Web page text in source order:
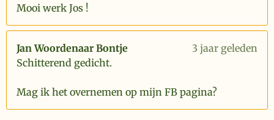
Mooi werk Jos !
Jan Woordenaar Bontje
3 jaar geleden
Schitterend gedicht.
Mag ik het overnemen op mijn FB pagina?